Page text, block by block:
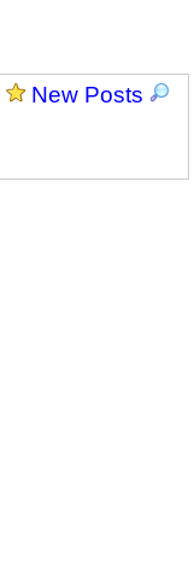
New Posts